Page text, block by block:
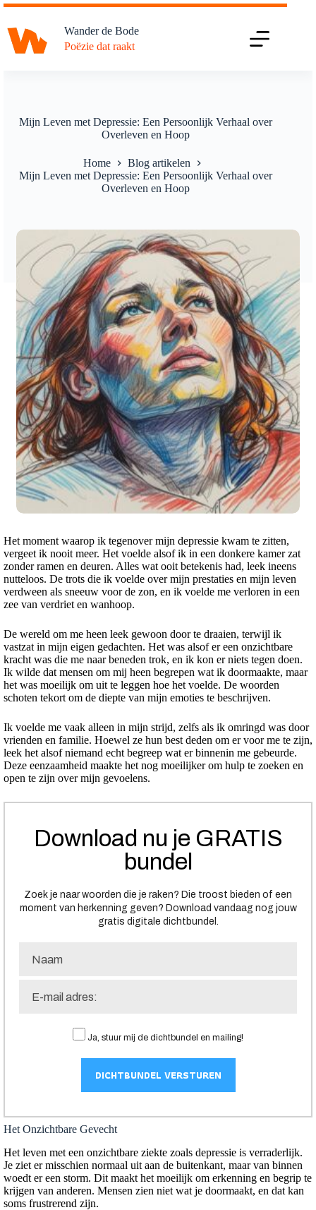
Ga
de
inhoud
Wander de Bode
Poëzie dat raakt
Mijn Leven met Depressie: Een Persoonlijk Verhaal over
Overleven en Hoop
Home
Blog artikelen
Mijn Leven met Depressie: Een Persoonlijk Verhaal over
Overleven en Hoop
Het moment waarop ik tegenover mijn depressie kwam te zitten,
vergeet ik nooit meer. Het voelde alsof ik in een donkere kamer zat
zonder ramen en deuren. Alles wat ooit betekenis had, leek ineens
nutteloos. De trots die ik voelde over mijn prestaties en mijn leven
verdween als sneeuw voor de zon, en ik voelde me verloren in een
zee van verdriet en wanhoop.
De wereld om me heen leek gewoon door te draaien, terwijl ik
vastzat in mijn eigen gedachten. Het was alsof er een onzichtbare
kracht was die me naar beneden trok, en ik kon er niets tegen doen.
Ik wilde dat mensen om mij heen begrepen wat ik doormaakte, maar
het was moeilijk om uit te leggen hoe het voelde. De woorden
schoten tekort om de diepte van mijn emoties te beschrijven.
Ik voelde me vaak alleen in mijn strijd, zelfs als ik omringd was door
vrienden en familie. Hoewel ze hun best deden om er voor me te zijn,
leek het alsof niemand echt begreep wat er binnenin me gebeurde.
Deze eenzaamheid maakte het nog moeilijker om hulp te zoeken en
open te zijn over mijn gevoelens.
Download nu je GRATIS
bundel
Zoek je naar woorden die je raken? Die troost bieden of een
moment van herkenning geven? Download vandaag nog jouw
gratis digitale dichtbundel.
Ja, stuur mij de dichtbundel en mailing!
Het Onzichtbare Gevecht
Het leven met een onzichtbare ziekte zoals depressie is verraderlijk.
Je ziet er misschien normaal uit aan de buitenkant, maar van binnen
woedt er een storm. Dit maakt het moeilijk om erkenning en begrip te
krijgen van anderen. Mensen zien niet wat je doormaakt, en dat kan
soms frustrerend zijn.